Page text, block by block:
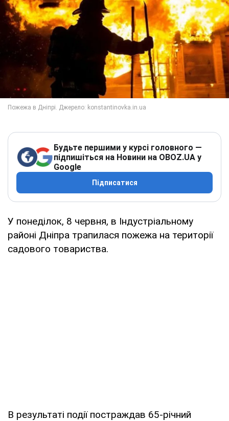
Будьте першими у курсі головного —
підпишіться на Новини на OBOZ.UA у
Google
Підписатися
У понеділок, 8 червня, в Індустріальному
районі Дніпра трапилася пожежа на території
садового товариства.
В результаті події постраждав 65-річний